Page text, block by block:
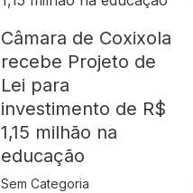
Câmara de Coxixola
recebe Projeto de
Lei para
investimento de R$
1,15 milhão na
educação
Sem Categoria